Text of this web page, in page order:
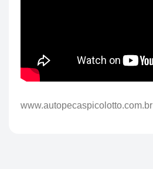
www.autopecaspicolotto.com.br